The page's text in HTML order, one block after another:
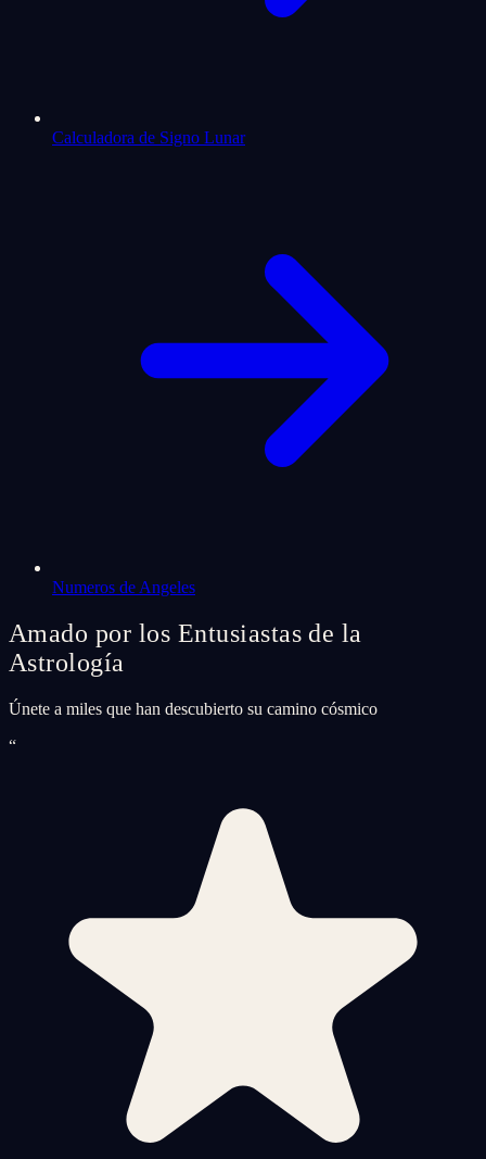
Calculadora de Signo Lunar
Numeros de Angeles
Amado por los Entusiastas de la
Astrología
Únete a miles que han descubierto su camino cósmico
“